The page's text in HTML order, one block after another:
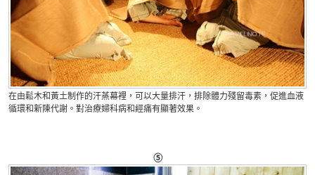
在由鬆木和黃土制作的汗蒸幕裡，可以大量排汗，排除體力殘留毒素，促進血液
循環和新陳代謝。對治療婦科病和經痛有顯著效果。
⑤